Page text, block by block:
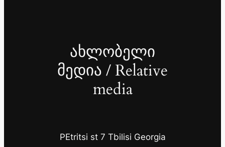
ახლობელი
მედია / Relative
media
PEtritsi st 7 Tbilisi Georgia